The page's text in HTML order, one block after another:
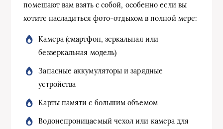
помешают вам взять с собой, особенно если вы
хотите насладиться фото-отдыхом в полной мере:
Камера (смартфон, зеркальная или
беззеркальная модель)
Запасные аккумуляторы и зарядные
устройства
Карты памяти с большим объемом
Водонепроницаемый чехол или камера для